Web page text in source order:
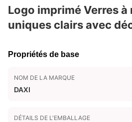
Logo imprimé Verres à
uniques clairs avec
Propriétés de base
NOM DE LA MARQUE
DAXI
DÉTAILS DE L'EMBALLAGE